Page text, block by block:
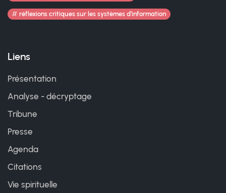
réflexions critiques sur les systèmes d’information
Liens
Présentation
Analyse - décryptage
Tribune
Presse
Agenda
Citations
Vie spirituelle